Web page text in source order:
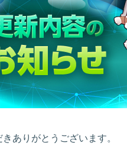
ありがとうございます。